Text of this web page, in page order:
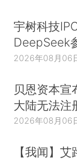
宇树科技
DeepSeek
2026年08月06
贝恩资本宣
大陆无法注
2026年08月06
【我闻】